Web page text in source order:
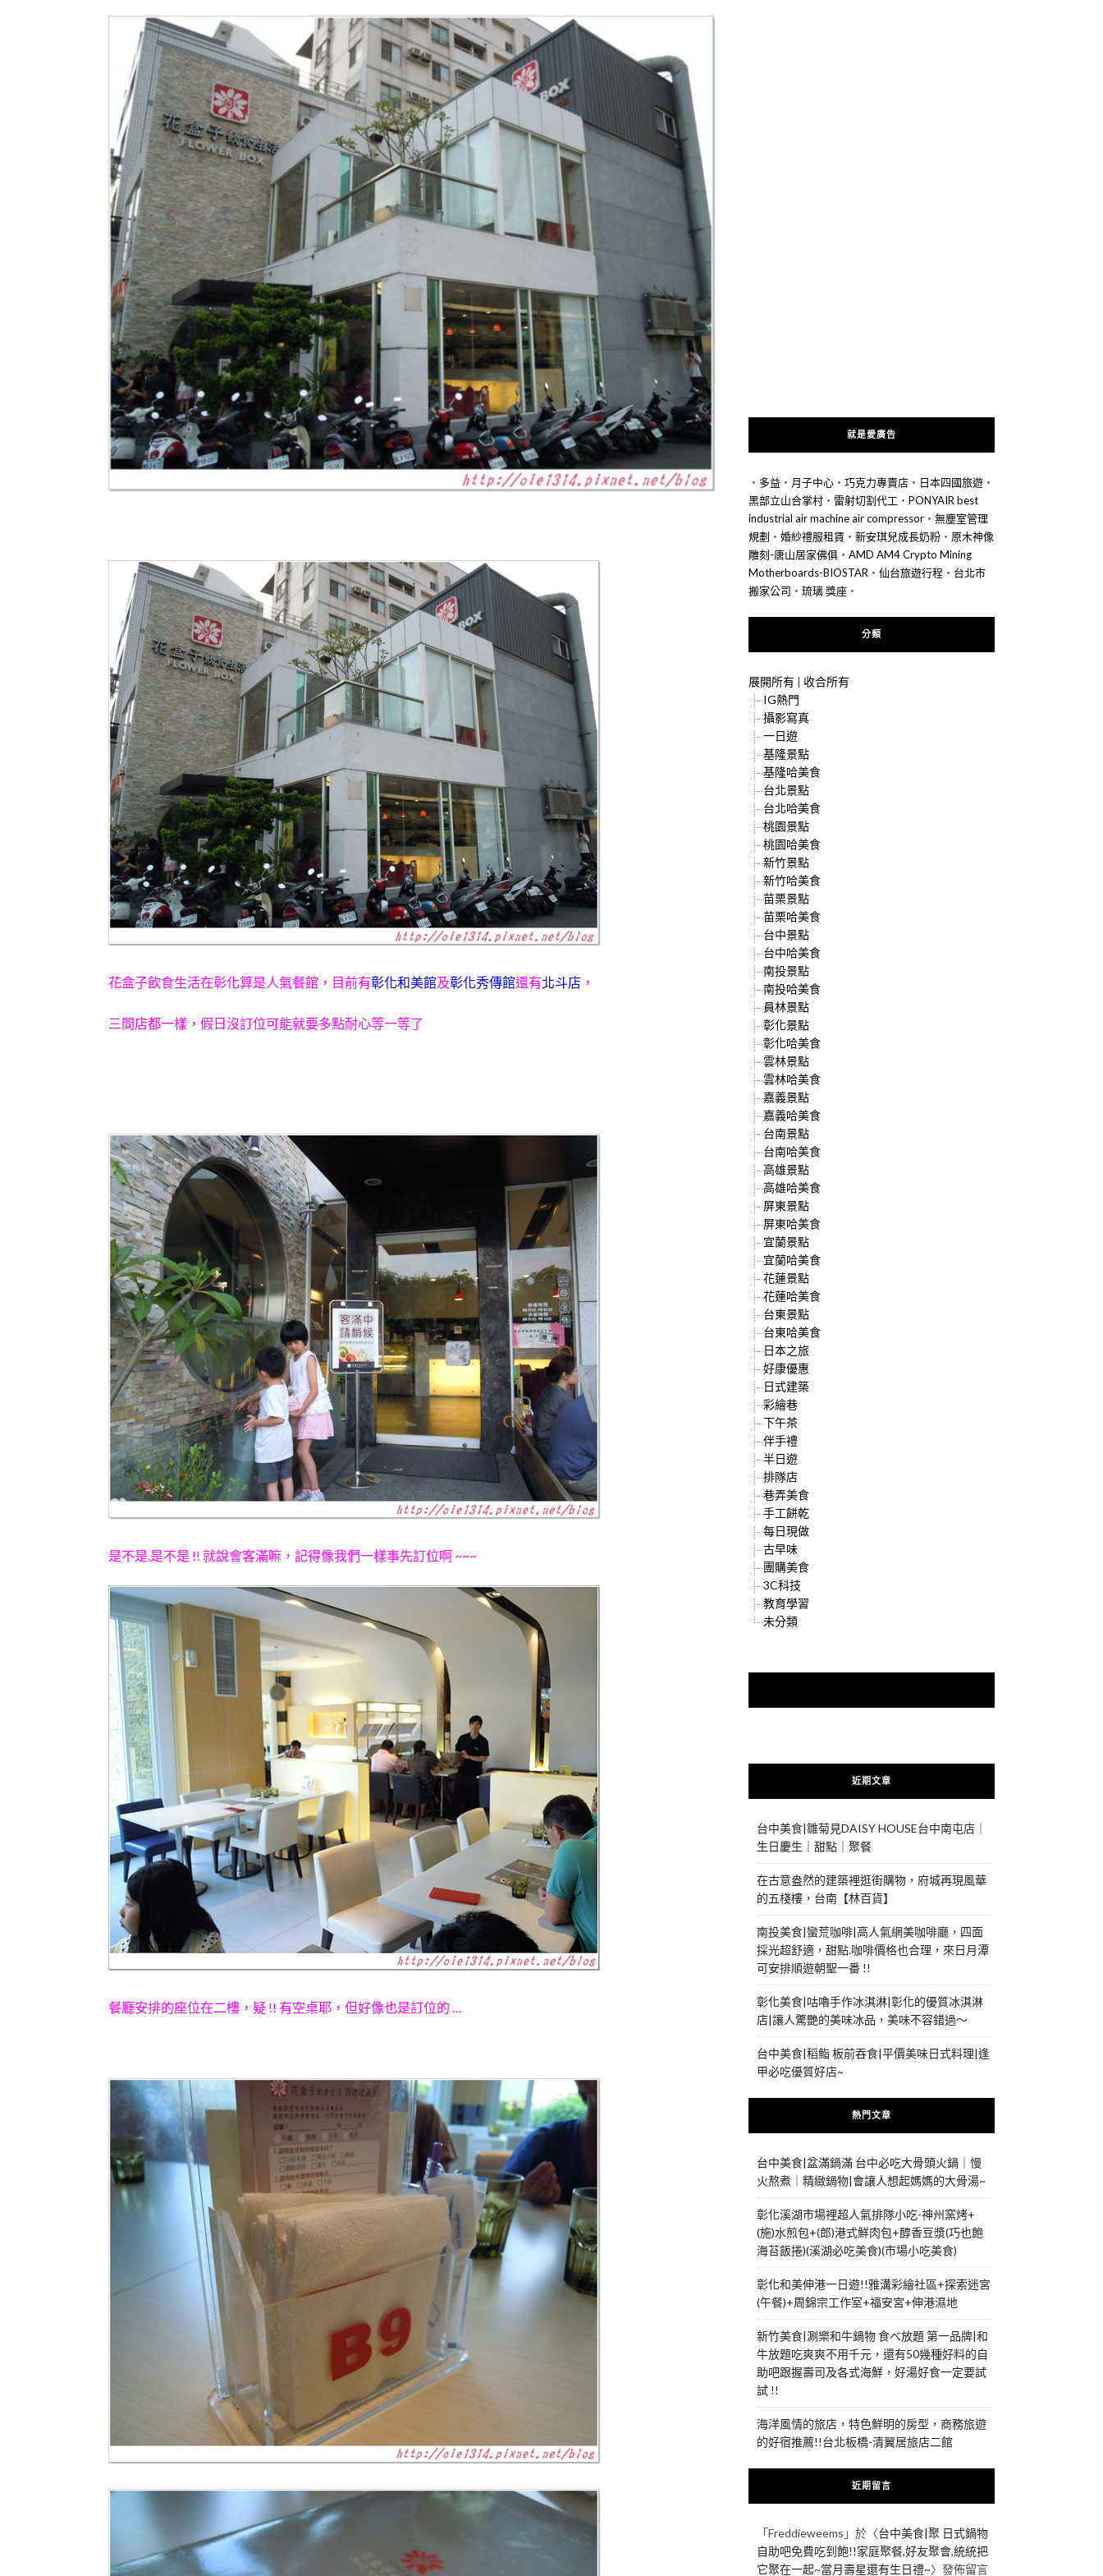
花盒子飲食生活在彰化算是人氣餐館，目前有彰化和美館及彰化秀傳館還有北斗店 ，
三間店都一樣，假日沒訂位可能就要多點耐心等一等了
是不是.是不是 !! 就說會客滿嘛，記得像我們一樣事先訂位啊 ~~~
餐廳安排的座位在二樓，疑 !! 有空桌耶，但好像也是訂位的 …
就是愛廣告
‧ 多益 ‧ 月子中心 ‧ 巧克力專賣店 ‧ 日本四國旅遊 ‧
黑部立山合掌村 ‧ 雷射切割代工 ‧ PONYAIR best
industrial air machine air compressor ‧ 無塵室管理
規劃 ‧ 婚紗禮服租賃 ‧ 新安琪兒成長奶粉 ‧ 原木神像
雕刻-唐山居家佛俱 ‧ AMD AM4 Crypto Mining
Motherboards-BIOSTAR ‧ 仙台旅遊行程 ‧ 台北市
搬家公司 ‧ 琉璃 獎座 ‧
分類
展開所有 | 收合所有
IG熱門
攝影寫真
一日遊
基隆景點
基隆哈美食
台北景點
台北哈美食
桃園景點
桃園哈美食
新竹景點
新竹哈美食
苗栗景點
苗栗哈美食
台中景點
台中哈美食
南投景點
南投哈美食
員林景點
彰化景點
彰化哈美食
雲林景點
雲林哈美食
嘉義景點
嘉義哈美食
台南景點
台南哈美食
高雄景點
高雄哈美食
屏東景點
屏東哈美食
宜蘭景點
宜蘭哈美食
花蓮景點
花蓮哈美食
台東景點
台東哈美食
日本之旅
好康優惠
日式建築
彩繪巷
下午茶
伴手禮
半日遊
排隊店
巷弄美食
手工餅乾
每日現做
古早味
團購美食
3C科技
教育學習
未分類
近期文章
台中美食|雛菊見DAISY HOUSE台中南屯店｜
生日慶生｜甜點｜聚餐
在古意盎然的建築裡逛街購物，府城再現風華
的五棧樓，台南【林百貨】
南投美食|蠻荒咖啡|高人氣網美咖啡廳，四面
採光超舒適，甜點.咖啡價格也合理，來日月潭
可安排順遊朝聖一番 !!
彰化美食|咕嚕手作冰淇淋|彰化的優質冰淇淋
店|讓人驚艷的美味冰品，美味不容錯過～
台中美食|稻鮨 板前吞食|平價美味日式料理|逢
甲必吃優質好店~
熱門文章
台中美食|盆滿鍋滿 台中必吃大骨頭火鍋｜慢
火熬煮｜精緻鍋物|會讓人想起媽媽的大骨湯~
彰化溪湖市場裡超人氣排隊小吃-神州窯烤+
(施)水煎包+(郎)港式鮮肉包+醇香豆漿(巧也飽
海苔飯捲)(溪湖必吃美食)(市場小吃美食)
彰化和美伸港一日遊!!雅溝彩繪社區+探索迷宮
(午餐)+周錦宗工作室+福安宮+伸港濕地
新竹美食|涮樂和牛鍋物 食べ放題 第一品牌|和
牛放題吃爽爽不用千元，還有50幾種好料的自
助吧跟握壽司及各式海鮮，好湯好食一定要試
試 !!
海洋風情的旅店，特色鮮明的房型，商務旅遊
的好宿推薦!!台北板橋-清翼居旅店二館
近期留言
「Freddieweems 」於〈台中美食|聚 日式鍋物
自助吧免費吃到飽!!家庭聚餐,好友聚會,統統把
它聚在一起~當月壽星還有生日禮~〉發佈留言